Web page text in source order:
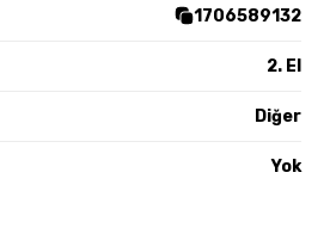
1706589132
2. El
Diğer
Yok